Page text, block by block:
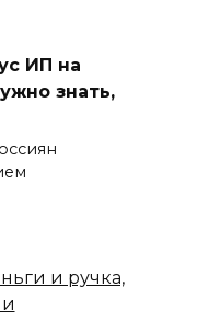
ИП на
знать,